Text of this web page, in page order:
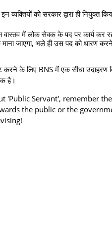
व्यक्तियों को सरकार द्वारा ही नियुक्त
वास्तव में लोक सेवक के पद पर कार्य कर
जाएगा, भले ही उस पद को धारण
करने के लिए BNS में एक सीधा उदाहरण
है।
'Public Servant', remember the
the public or the